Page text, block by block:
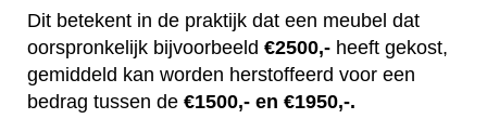
Dit betekent in de praktijk dat een meubel dat
oorspronkelijk bijvoorbeeld €2500,- heeft gekost,
gemiddeld kan worden herstoffeerd voor een
bedrag tussen de €1500,- en €1950,-.